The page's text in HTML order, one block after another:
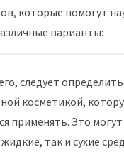
которые помогут
варианты:
следует
косметикой,
применять. Это
так и сухие